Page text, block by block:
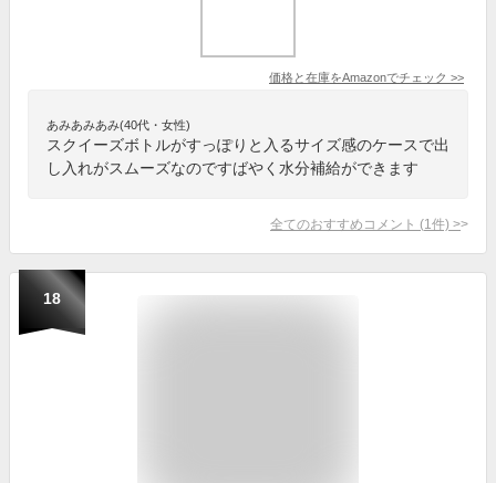
価格と在庫をAmazonでチェック >>
あみあみあみ(40代・女性)
スクイーズボトルがすっぽりと入るサイズ感のケースで出
し入れがスムーズなのですばやく水分補給ができます
全てのおすすめコメント (1 件) >
18